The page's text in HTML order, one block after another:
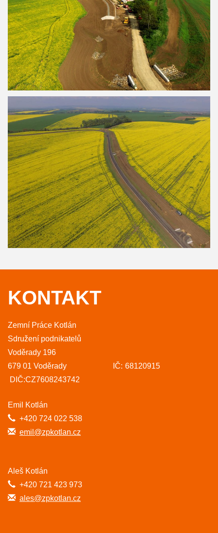
KONTAKT
Zemní Práce Kotlán
Sdružení podnikatelů
Voděrady 196
679 01 Voděrady IČ: 68120915
DIČ:CZ7608243742
Emil Kotlán
+420 724 022 538
emil@zpkotlan.cz
Aleš Kotlán
+420 721 423 973
ales@zpkotlan.cz